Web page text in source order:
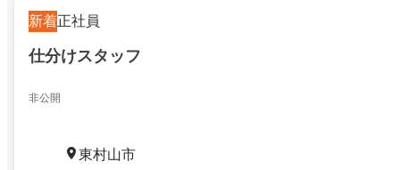
新着正社員
仕分けスタッフ
非公開
東村山市